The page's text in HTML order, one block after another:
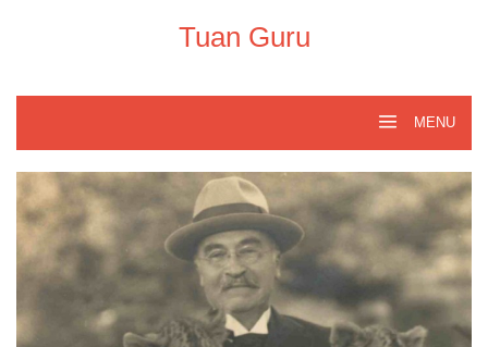
Tuan Guru
MENU